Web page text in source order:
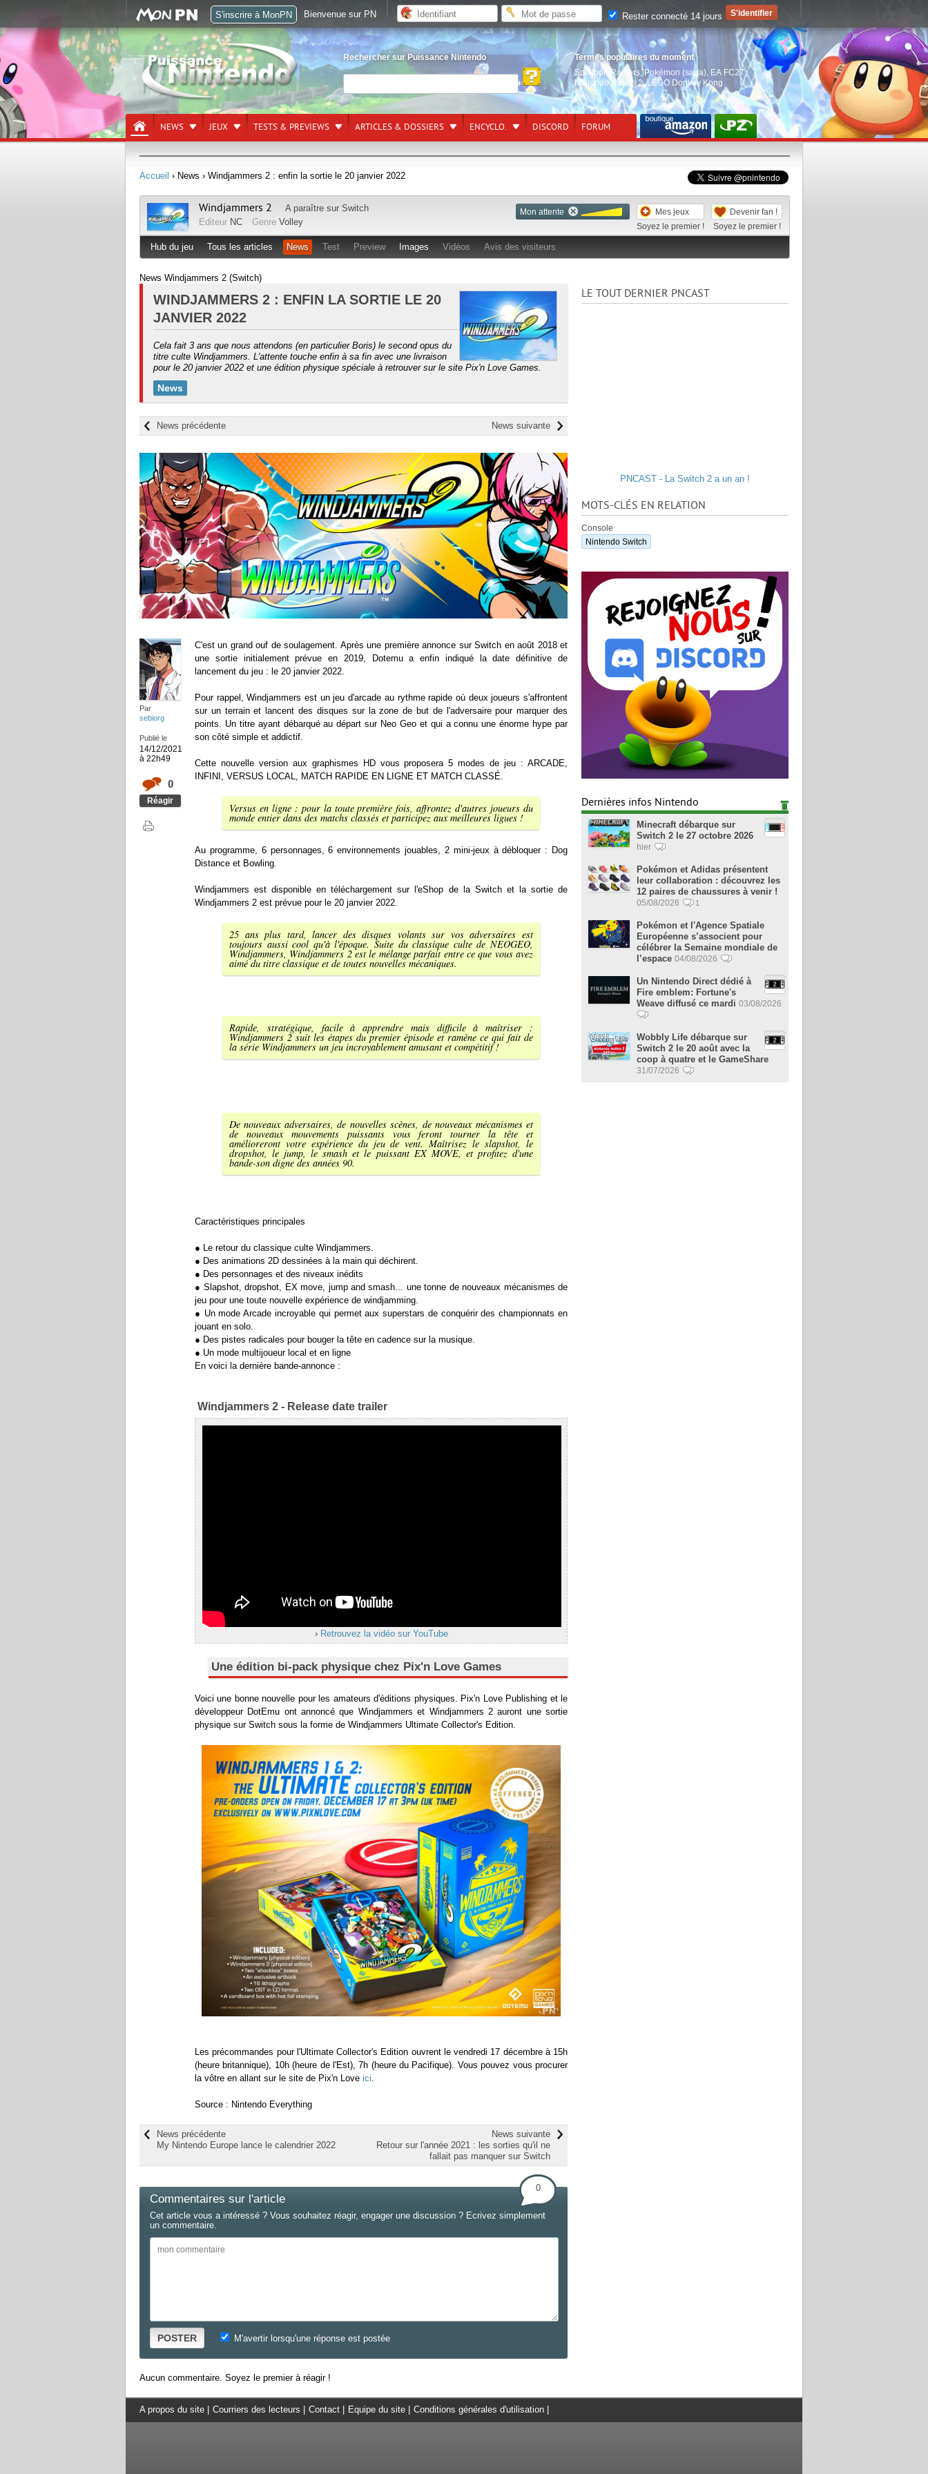
Rechercher sur Puissance Nintendo
Termes populaires du moment
Splatoon Raiders, Pokémon (saga) EA FC27,
Nintendo Switch 2,LEGO Donkey Kong
NEWS JEUX TESTS & PREVIEWS ARTICLES & DOSSIERS ENCYCLO. DISCORD FORUM
Accueil › News › Windjammers 2 : enfin la sortie le 20 janvier 2022
Mon attente
Mes jeux
Soyez le premier !
Devenir fan !
Soyez le premier !
Windjammers 2 A paraître sur Switch
Editeur NC Genre Volley
Hub du jeu Tous les articles News Test Preview Images Vidéos Avis des visiteurs
News Windjammers 2 (Switch)
WINDJAMMERS 2 : ENFIN LA SORTIE LE 20
JANVIER 2022
Cela fait 3 ans que nous attendons (en particulier Boris) le second opus du
titre culte Windjammers. L'attente touche enfin à sa fin avec une livraison
pour le 20 janvier 2022 et une édition physique spéciale à retrouver sur le site Pix'n Love Games.
News
News suivante
News précédente
Par
sebiorg
Publié le
14/12/2021
à 22h49
0
Réagir
C'est un grand ouf de soulagement. Après une première annonce sur Switch en août 2018 et
une sortie initialement prévue en 2019, Dotemu a enfin indiqué la date définitive de
lancement du jeu : le 20 janvier 2022.
Pour rappel, Windjammers est un jeu d'arcade au rythme rapide où deux joueurs s'affrontent
sur un terrain et lancent des disques sur la zone de but de l'adversaire pour marquer des
points. Un titre ayant débarqué au départ sur Neo Geo et qui a connu une énorme hype par
son côté simple et addictif.
Cette nouvelle version aux graphismes HD vous proposera 5 modes de jeu : ARCADE,
INFINI, VERSUS LOCAL, MATCH RAPIDE EN LIGNE ET MATCH CLASSÉ.
Versus en ligne : pour la toute première fois, affrontez d'autres joueurs du
monde entier dans des matchs classés et participez aux meilleures ligues !
Au programme, 6 personnages, 6 environnements jouables, 2 mini-jeux à débloquer : Dog
Distance et Bowling.
Windjammers est disponible en téléchargement sur l'eShop de la Switch et la sortie de
Windjammers 2 est prévue pour le 20 janvier 2022.
25 ans plus tard, lancer des disques volants sur vos adversaires est
toujours aussi cool qu'à l'époque. Suite du classique culte de NEOGEO,
Windjammers, Windjammers 2 est le mélange parfait entre ce que vous avez
aimé du titre classique et de toutes nouvelles mécaniques.
Rapide, stratégique, facile à apprendre mais difficile à maîtriser :
Windjammers 2 suit les étapes du premier épisode et ramène ce qui fait de
la série Windjammers un jeu incroyablement amusant et compétitif !
De nouveaux adversaires, de nouvelles scènes, de nouveaux mécanismes et
de nouveaux mouvements puissants vous feront tourner la tête et
amélioreront votre expérience du jeu de vent. Maîtrisez le slapshot, le
dropshot, le jump, le smash et le puissant EX MOVE, et profitez d'une
bande-son digne des années 90.
Caractéristiques principales
● Le retour du classique culte Windjammers.
● Des animations 2D dessinées à la main qui déchirent.
● Des personnages et des niveaux inédits
● Slapshot, dropshot, EX move, jump and smash... une tonne de nouveaux mécanismes de
jeu pour une toute nouvelle expérience de windjamming.
● Un mode Arcade incroyable qui permet aux superstars de conquérir des championnats en
jouant en solo.
● Des pistes radicales pour bouger la tête en cadence sur la musique.
● Un mode multijoueur local et en ligne
En voici la dernière bande-annonce :
Windjammers 2 - Release date trailer
› Retrouvez la vidéo sur YouTube
Une édition bi-pack physique chez Pix'n Love Games
Voici une bonne nouvelle pour les amateurs d'éditions physiques. Pix'n Love Publishing et le
développeur DotEmu ont annoncé que Windjammers et Windjammers 2 auront une sortie
physique sur Switch sous la forme de Windjammers Ultimate Collector's Edition.
Les précommandes pour l'Ultimate Collector's Edition ouvrent le vendredi 17 décembre à 15h
(heure britannique), 10h (heure de l'Est), 7h (heure du Pacifique). Vous pouvez vous procurer
la vôtre en allant sur le site de Pix'n Love ici.
Source : Nintendo Everything
News suivante
Retour sur l'année 2021 : les sorties qu'il ne
fallait pas manquer sur Switch
News précédente
My Nintendo Europe lance le calendrier 2022
Commentaires sur l'article
0
Cet article vous a intéressé ? Vous souhaitez réagir, engager une discussion ? Ecrivez simplement
un commentaire.
POSTER M'avertir lorsqu'une réponse est postée
Aucun commentaire. Soyez le premier à réagir !
LE TOUT DERNIER PNCAST
PNCAST - La Switch 2 a un an !
MOTS-CLÉS EN RELATION
Console
Nintendo Switch
Dernières infos Nintendo
Minecraft débarque sur
Switch 2 le 27 octobre 2026
hier
Pokémon et Adidas présentent
leur collaboration : découvrez les
12 paires de chaussures à venir !
05/08/2026 1
Pokémon et l'Agence Spatiale
Européenne s’associent pour
célébrer la Semaine mondiale de
l’espace 04/08/2026
Un Nintendo Direct dédié à
Fire emblem: Fortune's
Weave diffusé ce mardi 03/08/2026
Wobbly Life débarque sur
Switch 2 le 20 août avec la
coop à quatre et le GameShare
31/07/2026
A propos du site Courriers des lecteurs Contact Equipe du site Conditions générales d'utilisation
S'inscrire à MonPN Bienvenue sur PN Rester connecté 14 jours